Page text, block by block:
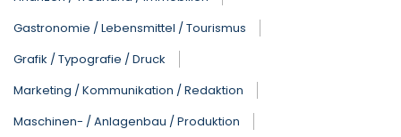
Gastronomie / Lebensmittel / Tourismus
Grafik / Typografie / Druck
Marketing / Kommunikation / Redaktion
Maschinen- / Anlagenbau / Produktion